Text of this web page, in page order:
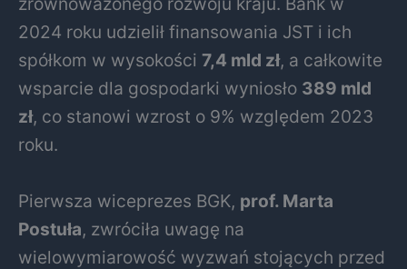
2024 roku udzielił finansowania JST i ich
spółkom w wysokości 7,4 mld zł, a całkowite
wsparcie dla gospodarki wyniosło 389 mld
zł, co stanowi wzrost o 9% względem 2023
roku.
Pierwsza wiceprezes BGK, prof. Marta
Postuła, zwróciła uwagę na
wielowymiarowość wyzwań stojących przed